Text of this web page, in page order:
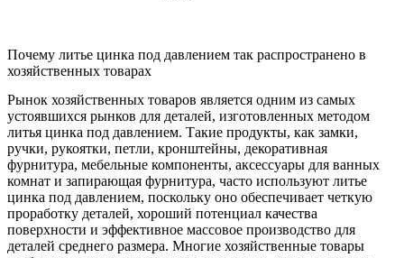
Почему литье цинка под давлением так распространено в
хозяйственных товарах
Рынок хозяйственных товаров является одним из самых
устоявшихся рынков для деталей, изготовленных методом
литья цинка под давлением. Такие продукты, как замки,
ручки, рукоятки, петли, кронштейны, декоративная
фурнитура, мебельные компоненты, аксессуары для ванных
комнат и запирающая фурнитура, часто используют литье
цинка под давлением, поскольку оно обеспечивает четкую
проработку деталей, хороший потенциал качества
поверхности и эффективное массовое производство для
деталей среднего размера. Многие хозяйственные товары